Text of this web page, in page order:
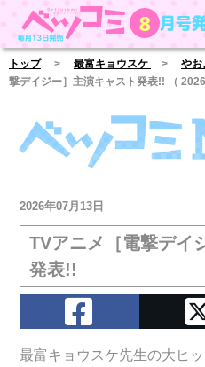
ベツコミ
8 月号
トップ> 最富キョウスケ > やお
撃デイジー］主演キャスト発表!! （
2026年07月13日
TVアニメ［電撃デイ
発表!!
最富キョウスケ先生の大ヒ